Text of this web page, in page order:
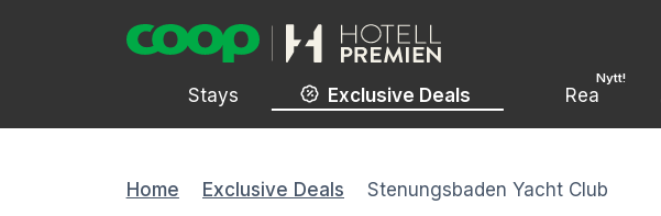
Stays Exclusive Deals
Nytt!
Rea
Home Exclusive Deals Stenungsbaden Yacht Club